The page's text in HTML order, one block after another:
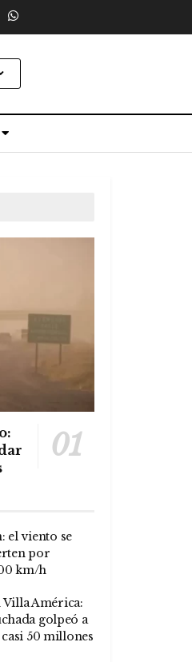
el viento se
por
km/h
América:
golpeó a
50 millones